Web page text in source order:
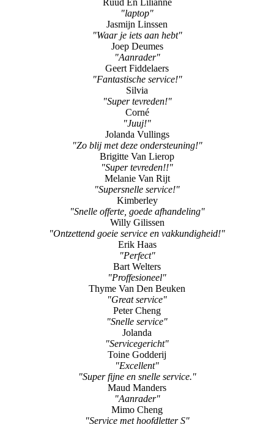
Ruud En Lilianne
"laptop"
Jasmijn Linssen
"Waar je iets aan hebt"
Joep Deumes
"Aanrader"
Geert Fiddelaers
"Fantastische service!"
Silvia
"Super tevreden!"
Corné
"Juuj!"
Jolanda Vullings
"Zo blij met deze ondersteuning!"
Brigitte Van Lierop
"Super tevreden!!"
Melanie Van Rijt
"Supersnelle service!"
Kimberley
"Snelle offerte, goede afhandeling"
Willy Gilissen
"Ontzettend goeie service en vakkundigheid!"
Erik Haas
"Perfect"
Bart Welters
"Proffesioneel"
Thyme Van Den Beuken
"Great service"
Peter Cheng
"Snelle service"
Jolanda
"Servicegericht"
Toine Godderij
"Excellent"
"Super fijne en snelle service."
Maud Manders
"Aanrader"
Mimo Cheng
"Service met hoofdletter S"